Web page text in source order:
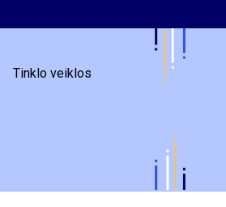
Tinklo veiklos